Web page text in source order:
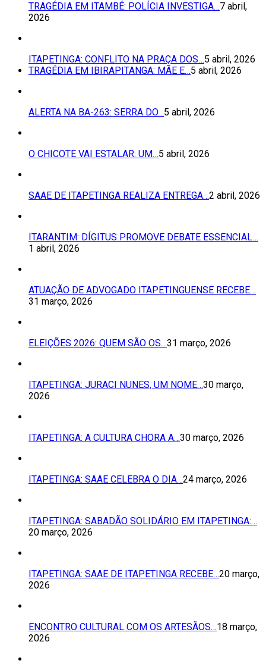
TRAGÉDIA EM ITAMBÉ: POLÍCIA INVESTIGA…7 abril,
2026
ITAPETINGA: CONFLITO NA PRAÇA DOS…5 abril, 2026
TRAGÉDIA EM IBIRAPITANGA: MÃE E…5 abril, 2026
ALERTA NA BA-263: SERRA DO…5 abril, 2026
O CHICOTE VAI ESTALAR: UM…5 abril, 2026
SAAE DE ITAPETINGA REALIZA ENTREGA…2 abril, 2026
ITARANTIM: DÍGITUS PROMOVE DEBATE ESSENCIAL…
1 abril, 2026
ATUAÇÃO DE ADVOGADO ITAPETINGUENSE RECEBE…
31 março, 2026
ELEIÇÕES 2026: QUEM SÃO OS…31 março, 2026
ITAPETINGA: JURACI NUNES, UM NOME…30 março,
2026
ITAPETINGA: A CULTURA CHORA A…30 março, 2026
ITAPETINGA: SAAE CELEBRA O DIA…24 março, 2026
ITAPETINGA: SABADÃO SOLIDÁRIO EM ITAPETINGA:…
20 março, 2026
ITAPETINGA: SAAE DE ITAPETINGA RECEBE…20 março,
2026
ENCONTRO CULTURAL COM OS ARTESÃOS…18 março,
2026